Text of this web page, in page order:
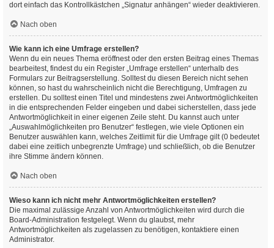
dort einfach das Kontrollkästchen „Signatur anhängen“ wieder deaktivieren.
Nach oben
Wie kann ich eine Umfrage erstellen?
Wenn du ein neues Thema eröffnest oder den ersten Beitrag eines Themas
bearbeitest, findest du ein Register „Umfrage erstellen“ unterhalb des
Formulars zur Beitragserstellung. Solltest du diesen Bereich nicht sehen
können, so hast du wahrscheinlich nicht die Berechtigung, Umfragen zu
erstellen. Du solltest einen Titel und mindestens zwei Antwortmöglichkeiten
in die entsprechenden Felder eingeben und dabei sicherstellen, dass jede
Antwortmöglichkeit in einer eigenen Zeile steht. Du kannst auch unter
„Auswahlmöglichkeiten pro Benutzer“ festlegen, wie viele Optionen ein
Benutzer auswählen kann, welches Zeitlimit für die Umfrage gilt (0 bedeutet
dabei eine zeitlich unbegrenzte Umfrage) und schließlich, ob die Benutzer
ihre Stimme ändern können.
Nach oben
Wieso kann ich nicht mehr Antwortmöglichkeiten erstellen?
Die maximal zulässige Anzahl von Antwortmöglichkeiten wird durch die
Board-Administration festgelegt. Wenn du glaubst, mehr
Antwortmöglichkeiten als zugelassen zu benötigen, kontaktiere einen
Administrator.